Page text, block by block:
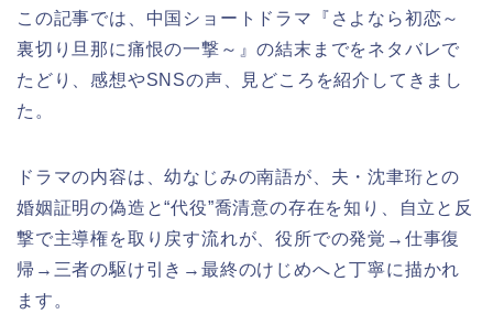
この記事では、中国ショートドラマ『さよなら初恋～
裏切り旦那に痛恨の一撃～』の結末までをネタバレで
たどり、感想やSNSの声、見どころを紹介してきまし
た。
ドラマの内容は、幼なじみの南語が、夫・沈聿珩との
婚姻証明の偽造と“代役”喬清意の存在を知り、自立と反
撃で主導権を取り戻す流れが、役所での発覚→仕事復
帰→三者の駆け引き→最終のけじめへと丁寧に描かれ
ます。